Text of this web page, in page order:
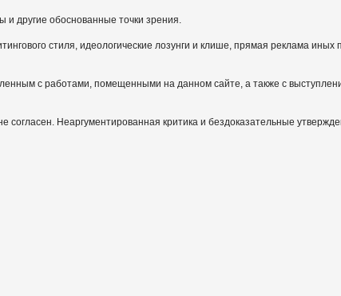
другие обоснованные точки зрения.
стиля, идеологические лозунги и клише, прямая реклама иных
с работами, помещенными на данном сайте, а также с
Неаргументированная критика и бездоказательные